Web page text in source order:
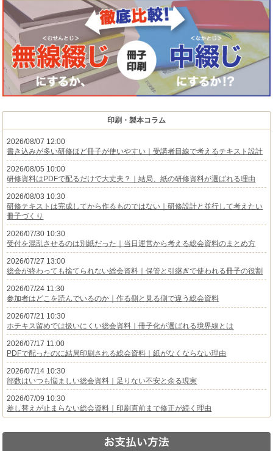
印刷・製本コラム
2026/08/07 12:00
書き込みが多い研修ほど冊子が使いやすい｜受講者目線で考えるテキスト設計
2026/08/05 10:00
研修資料はPDFで配るだけで大丈夫？｜結局、紙の研修資料が選ばれる理由
2026/08/03 10:30
研修テキストは完成してから作るものではない｜研修設計と並行して考えたい
冊子づくり
2026/07/30 10:30
受付を混乱させるのは別紙だった｜当日運営から考える総会資料のまとめ方
2026/07/27 13:00
総会が終わっても捨てられない総会資料｜保管と引継ぎで使われる冊子の役割
2026/07/24 11:30
参加者はどこを読んでいるのか｜作る側と見る側で違う総会資料
2026/07/21 10:30
ホチキス留めでは扱いにくい総会資料｜冊子化が選ばれる境界線とは
2026/07/17 11:00
PDFで配ったのに結局印刷される総会資料｜紙がなくならない理由
2026/07/14 10:30
部数はいつも悩ましい総会資料｜足りない不安と余る現実
2026/07/09 10:30
差し替えが止まらない総会資料｜印刷直前まで修正が続く理由